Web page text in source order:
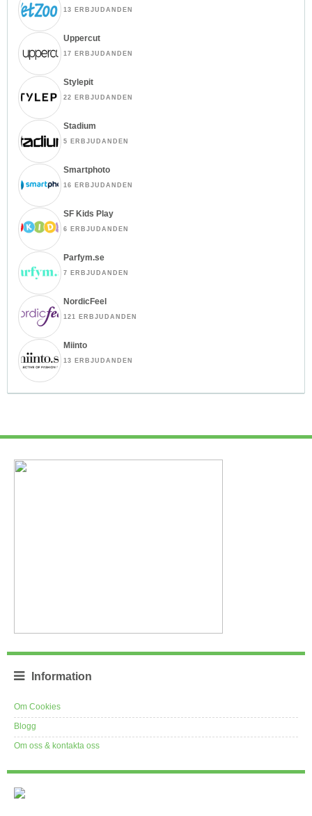
13 ERBJUDANDEN
Uppercut
17 ERBJUDANDEN
Stylepit
22 ERBJUDANDEN
Stadium
5 ERBJUDANDEN
Smartphoto
16 ERBJUDANDEN
SF Kids Play
6 ERBJUDANDEN
Parfym.se
7 ERBJUDANDEN
NordicFeel
121 ERBJUDANDEN
Miinto
13 ERBJUDANDEN
Information
Om Cookies
Blogg
Om oss & kontakta oss